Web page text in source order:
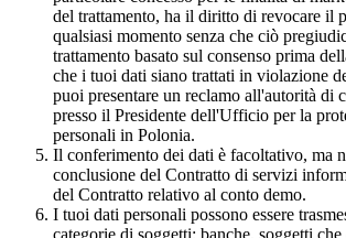
del trattamento, ha il diritto di revocare il
qualsiasi momento senza che ciò
trattamento basato sul consenso prima
che i tuoi dati siano trattati in violazione
puoi presentare un reclamo all'autorità di
presso il Presidente dell'Ufficio per la
personali in Polonia.
Il conferimento dei dati è facoltativo, ma
conclusione del Contratto di servizi
del Contratto relativo al conto demo.
I tuoi dati personali possono essere
categorie di soggetti: banche, soggetti